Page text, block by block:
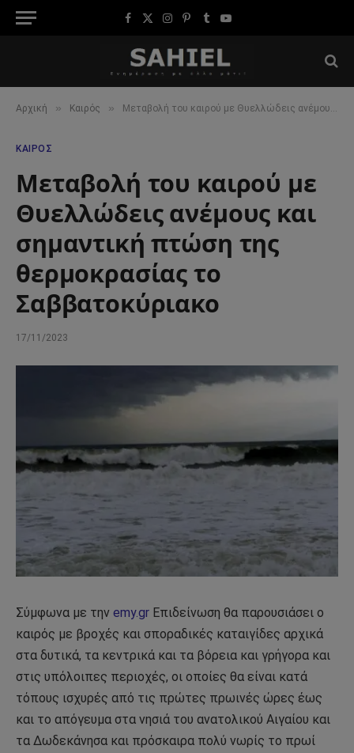
Facebook
X
Instagram
Pinterest
TumblrYouTube
Αρχική » Καιρός » Μεταβολή του καιρού με Θυελλώδεις ανέμους και σημαντική πτώση της θερμοκρασίας το Σαββατοκύριακο
ΚΑΙΡΌΣ
Μεταβολή του καιρού με
Θυελλώδεις ανέμους και
σημαντική πτώση της
θερμοκρασίας το
Σαββατοκύριακο
17/11/2023
Σύμφωνα με την emy.gr Επιδείνωση θα παρουσιάσει ο
καιρός με βροχές και σποραδικές καταιγίδες αρχικά
στα δυτικά, τα κεντρικά και τα βόρεια και γρήγορα και
στις υπόλοιπες περιοχές, οι οποίες θα είναι κατά
τόπους ισχυρές από τις πρώτες πρωινές ώρες έως
και το απόγευμα στα νησιά του ανατολικού Αιγαίου και
τα Δωδεκάνησα και πρόσκαιρα πολύ νωρίς το πρωί